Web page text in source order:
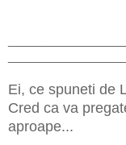
Ei, ce spuneti de
Cred ca va
aproape...